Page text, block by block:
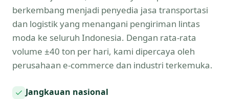
berkembang menjadi penyedia jasa transportasi
dan logistik yang menangani pengiriman lintas
moda ke seluruh Indonesia. Dengan rata-rata
volume ±40 ton per hari, kami dipercaya oleh
perusahaan e-commerce dan industri terkemuka.
Jangkauan nasional